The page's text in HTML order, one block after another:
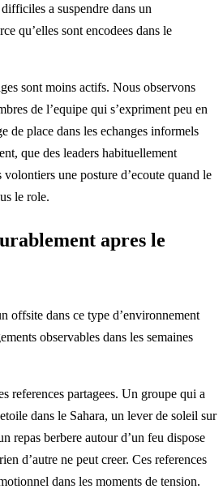
a suspendre dans un
qu’elles sont encodees dans le
sont moins actifs. Nous observons
de l’equipe qui s’expriment peu en
de place dans les echanges informels
que des leaders habituellement
une posture d’ecoute quand le
le role.
apres le
offsite dans ce type d’environnement
observables dans les semaines
references partagees. Un groupe qui a
dans le Sahara, un lever de soleil sur
repas berbere autour d’un feu dispose
d’autre ne peut creer. Ces references
dans les moments de tension.